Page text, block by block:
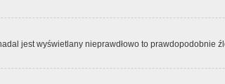
jest wyświetlany nieprawdłowo to prawdopodobnie